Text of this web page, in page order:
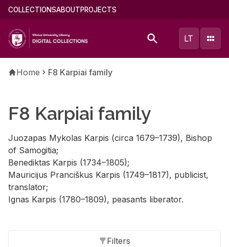
Skip
main
content
Main
(english)
COLLECTIONSABOUTPROJECTS
LT
Breadcrumb
Home F8 Karpiai family
F8 Karpiai family
Juozapas Mykolas Karpis (circa 1679–1739), Bishop
of Samogitia;
Benediktas Karpis (1734–1805);
Mauricijus Pranciškus Karpis (1749–1817), publicist,
translator;
Ignas Karpis (1780–1809), peasants liberator.
Filters